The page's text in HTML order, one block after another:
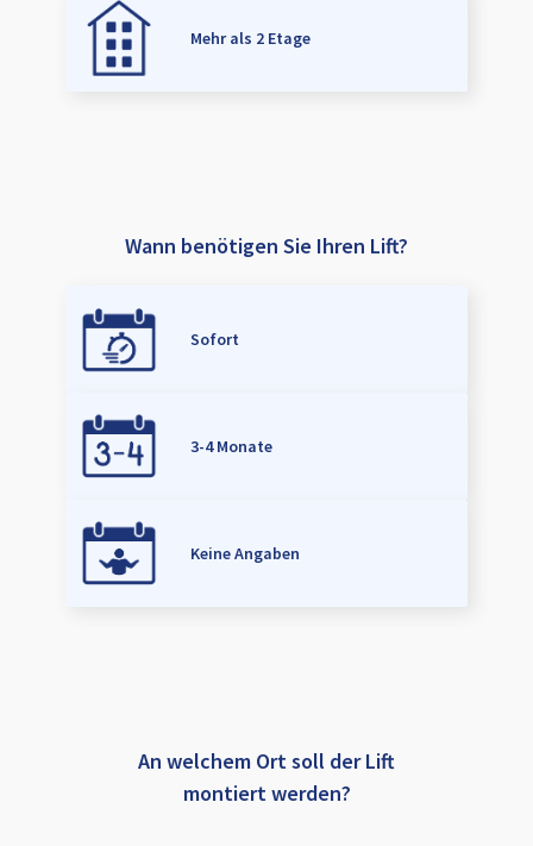
Mehr als 2 Etage
Wann benötigen Sie Ihren Lift?
Sofort
3-4 Monate
Keine Angaben
An welchem Ort soll der Lift
montiert werden?